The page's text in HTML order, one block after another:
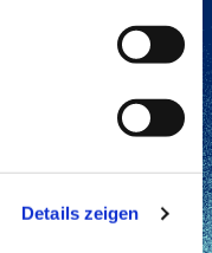
Details zeigen